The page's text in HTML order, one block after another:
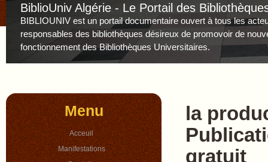
BiblioUniv Algérie - Le Portail des
BIBLIOUNIV est un portail documentaire ouvert à tous les
responsables des bibliothèques désireux de promovoir de
fonctionnement des Bibliothèques Universitaires.
la
gratuit
Menu
Acceuil
Manifestations